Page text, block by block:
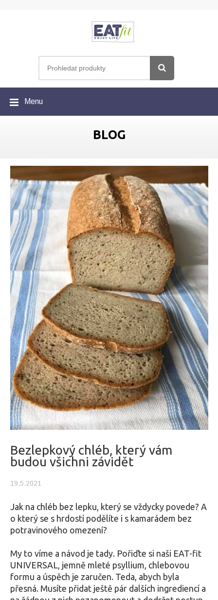
Menu
BLOG
Bezlepkový chléb, který vám
budou všichni závidět
19.5.2021
Jak na chléb bez lepku, který se vždycky povede? A
o který se s hrdostí podělíte i s kamarádem bez
potravinového omezení?
My to víme a návod je tady. Pořiďte si naši EAT-fit
UNIVERSAL, jemně mleté psyllium, chlebovou
formu a úspěch je zaručen. Teda, abych byla
přesná. Musíte přidat ještě pár dalších ingrediencí a